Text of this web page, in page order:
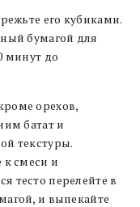
его кубиками.
бумагой для
минут до
орехов,
батат и
текстуры.
к смеси и
тесто перелейте в
и выпекайте